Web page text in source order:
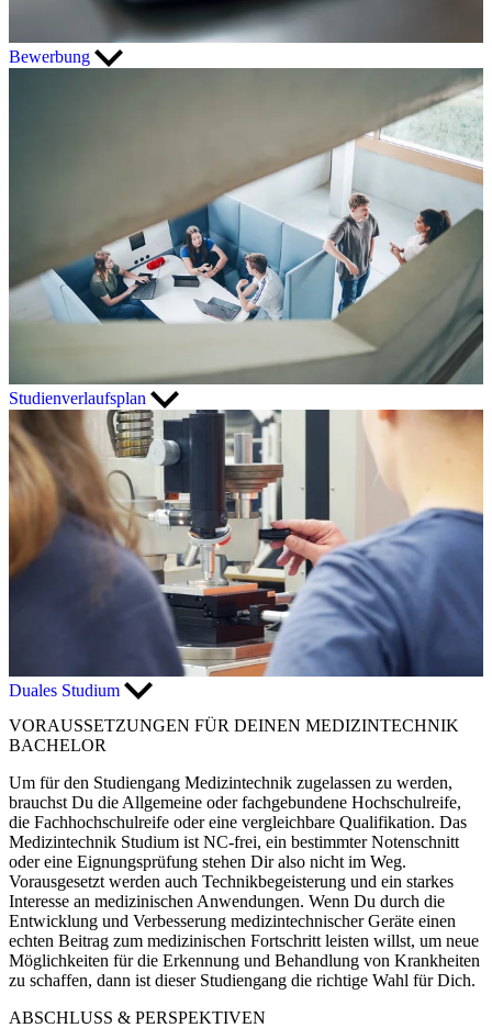
Bewerbung
Studienverlaufsplan
Duales Studium
VORAUSSETZUNGEN FÜR DEINEN MEDIZINTECHNIK
BACHELOR
Um für den Studiengang Medizintechnik zugelassen zu werden,
brauchst Du die Allgemeine oder fachgebundene Hochschulreife,
die Fachhochschulreife oder eine vergleichbare Qualifikation. Das
Medizintechnik Studium ist NC-frei, ein bestimmter Notenschnitt
oder eine Eignungsprüfung stehen Dir also nicht im Weg.
Vorausgesetzt werden auch Technikbegeisterung und ein starkes
Interesse an medizinischen Anwendungen. Wenn Du durch die
Entwicklung und Verbesserung medizintechnischer Geräte einen
echten Beitrag zum medizinischen Fortschritt leisten willst, um neue
Möglichkeiten für die Erkennung und Behandlung von Krankheiten
zu schaffen, dann ist dieser Studiengang die richtige Wahl für Dich.
ABSCHLUSS & PERSPEKTIVEN